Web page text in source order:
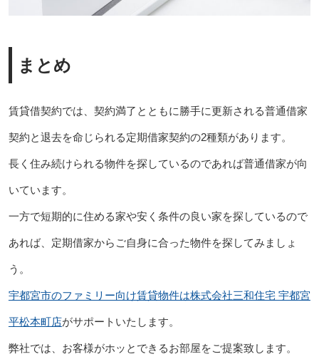
まとめ
賃貸借契約では、契約満了とともに勝手に更新される普通借家
契約と退去を命じられる定期借家契約の2種類があります。
長く住み続けられる物件を探しているのであれば普通借家が向
いています。
一方で短期的に住める家や安く条件の良い家を探しているので
あれば、定期借家からご自身に合った物件を探してみましょ
う。
宇都宮市のファミリー向け賃貸物件は株式会社三和住宅 宇都宮
平松本町店がサポートいたします。
弊社では、お客様がホッとできるお部屋をご提案致します。